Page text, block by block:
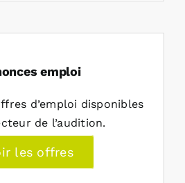
emploi
d’emploi disponibles
de l’audition.
les offres